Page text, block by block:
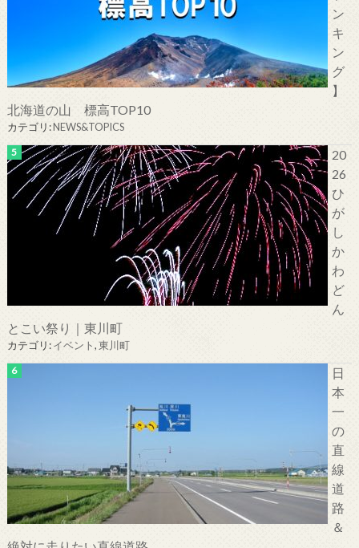
ン
キ
ン
グ
】
北海道の山 標高TOP10
カテゴリ:NEWS&TOPICS
20
26
ひ
が
し
か
わ
ど
ん
とこい祭り｜東川町
カテゴリ:イベント,東川町
日
本
一
の
直
線
道
路
＆